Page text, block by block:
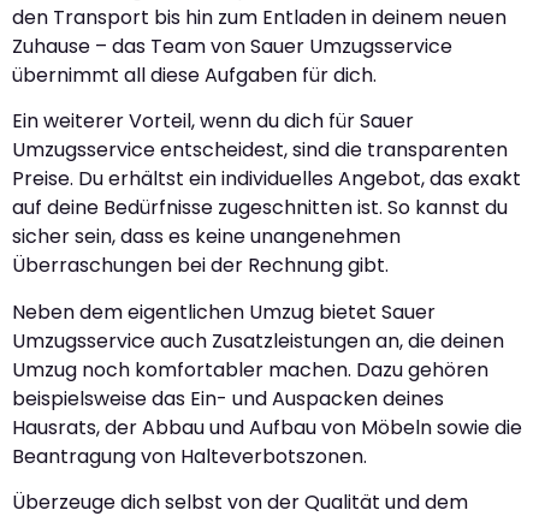
den Transport bis hin zum Entladen in deinem neuen
Zuhause – das Team von Sauer Umzugsservice
übernimmt all diese Aufgaben für dich.
Ein weiterer Vorteil, wenn du dich für Sauer
Umzugsservice entscheidest, sind die transparenten
Preise. Du erhältst ein individuelles Angebot, das exakt
auf deine Bedürfnisse zugeschnitten ist. So kannst du
sicher sein, dass es keine unangenehmen
Überraschungen bei der Rechnung gibt.
Neben dem eigentlichen Umzug bietet Sauer
Umzugsservice auch Zusatzleistungen an, die deinen
Umzug noch komfortabler machen. Dazu gehören
beispielsweise das Ein- und Auspacken deines
Hausrats, der Abbau und Aufbau von Möbeln sowie die
Beantragung von Halteverbotszonen.
Überzeuge dich selbst von der Qualität und dem